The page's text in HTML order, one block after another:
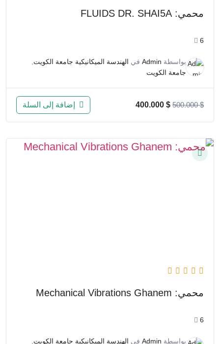
محمي: FLUIDS DR. SHAI5A
6
بواسطة Admin في الهندسة الميكانيكية جامعة الكويت
جامعة الكويت
500.000$
400.000 $ إضافة إلى السلة
محمي: Mechanical Vibrations Ghanem
6
بواسطة Admin في الهندسة الميكانيكية جامعة الكويت